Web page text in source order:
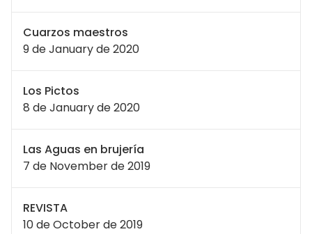
Cuarzos maestros
9 de January de 2020
Los Pictos
8 de January de 2020
Las Aguas en brujería
7 de November de 2019
REVISTA
10 de October de 2019